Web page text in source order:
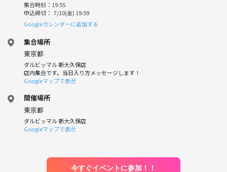
集合時刻：19:55
申込締切： 7/10(金) 19:59
Googleカレンダーに追加する
集合場所
東京都
ダルビッマル 新大久保店
店内集合です。当日入り方メッセージします！
Googleマップで表示
開催場所
東京都
ダルビッマル 新大久保店
Googleマップで表示
今すぐイベントに参加！！